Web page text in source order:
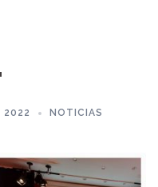
2022 NOTICIAS